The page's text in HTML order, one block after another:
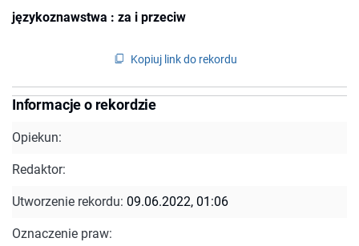
językoznawstwa : za i przeciw
Kopiuj link do rekordu
Informacje o rekordzie
Opiekun:
Redaktor:
Utworzenie rekordu: 09.06.2022, 01:06
Oznaczenie praw: